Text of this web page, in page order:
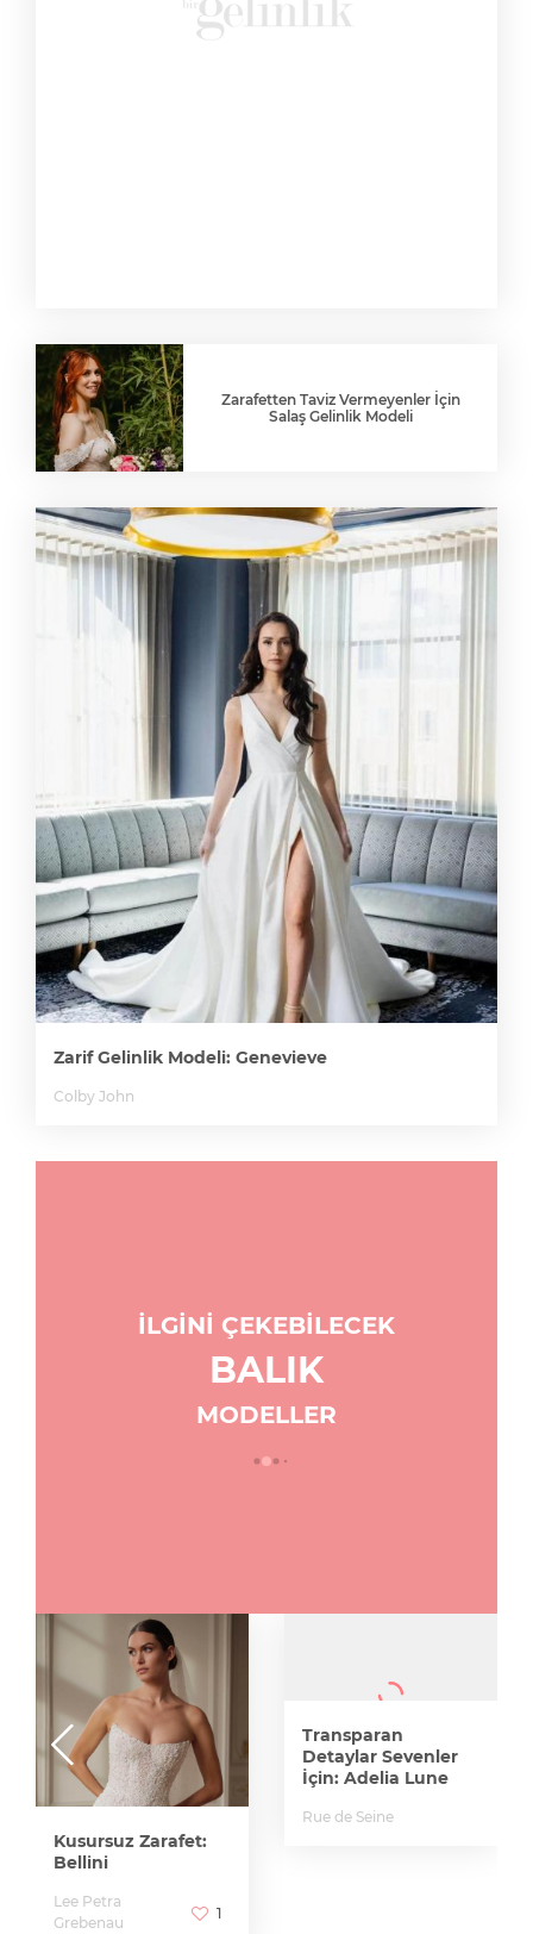
Zarafetten Taviz Vermeyenler İçin
Salaş Gelinlik Modeli
Zarif Gelinlik Modeli: Genevieve
Colby John
İLGİNİ ÇEKEBİLECEK
BALIK
MODELLER
Kusursuz Zarafet:
Bellini
Lee Petra
Grebenau
1
Transparan
Detaylar Sevenler
İçin: Adelia Lune
Rue de Seine